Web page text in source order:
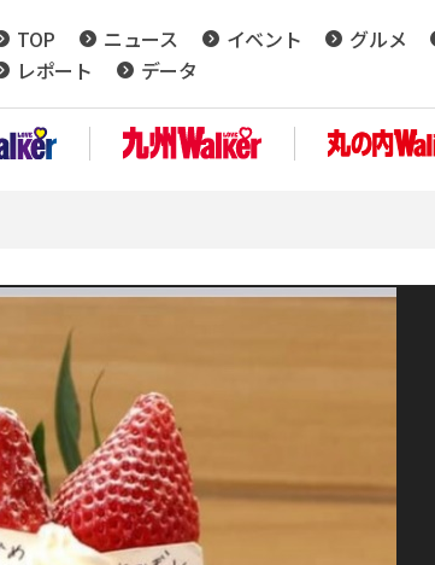
TOP ニュース イベント グルメ
レポート
データ